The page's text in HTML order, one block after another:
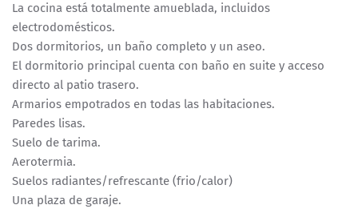
La cocina está totalmente amueblada, incluidos
electrodomésticos.
Dos dormitorios, un baño completo y un aseo.
El dormitorio principal cuenta con baño en suite y acceso
directo al patio trasero.
Armarios empotrados en todas las habitaciones.
Paredes lisas.
Suelo de tarima.
Aerotermia.
Suelos radiantes/refrescante (frio/calor)
Una plaza de garaje.